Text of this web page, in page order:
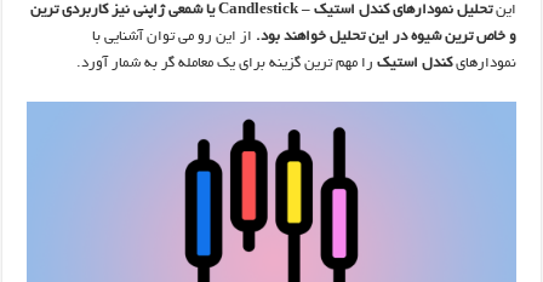
این
تحلیل نمودارهای کندل استیک – Candlestick یا شمعی ژاپنی نیز کاربردی ترین
و خاص ترین شیوه در این تحلیل خواهند بود. از این رو می توان آشنایی با
نمودارهایکندل استیک را مهم ترین گزینه برای یک معامله گر به شمار آورد.